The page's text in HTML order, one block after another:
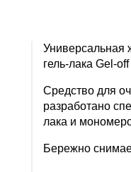
Универсальная
гель-лака Gel-
Средство для
разработано
лака и
Бережно